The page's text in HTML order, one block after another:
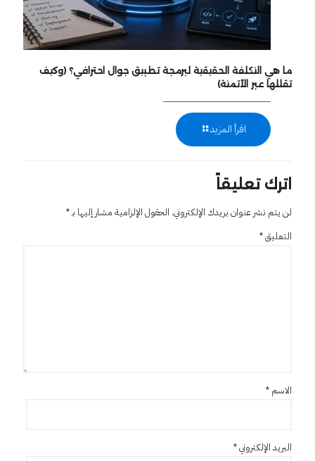
ما هي التكلفة الحقيقية لبرمجة تطبيق جوال احترافي؟ (وكيف
تقللها عبر الأتمتة)
اقرأ المزيد
اترك تعليقاً
لن يتم نشر عنوان بريدك الإلكتروني. الحقول الإلزامية مشار إليها بـ*
التعليق*
الاسم *
البريد الإلكتروني*